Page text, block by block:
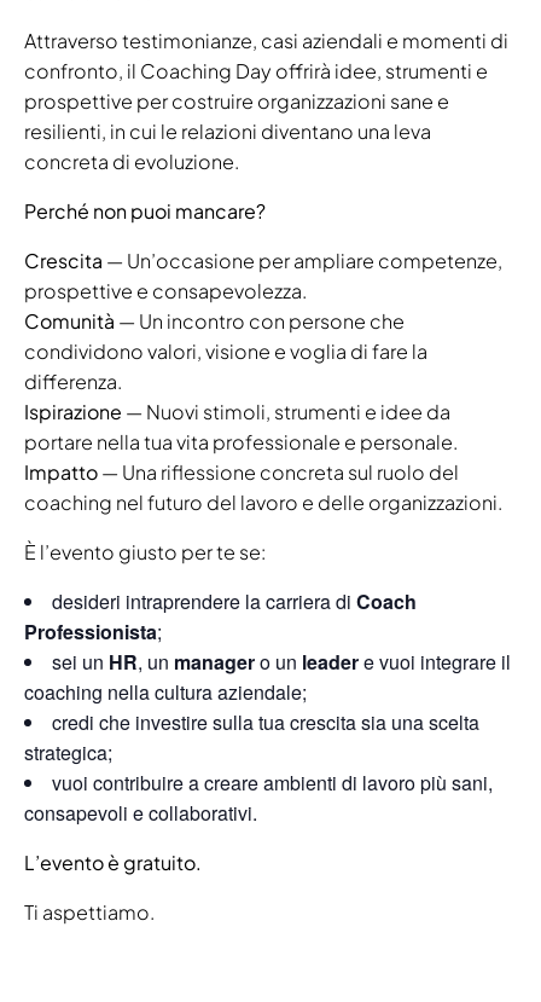
Attraverso testimonianze, casi aziendali e momenti di
confronto, il Coaching Day offrirà idee, strumenti e
prospettive per costruire organizzazioni sane e
resilienti, in cui le relazioni diventano una leva
concreta di evoluzione.
Perché non puoi mancare?
Crescita — Un’occasione per ampliare competenze,
prospettive e consapevolezza.
Comunità — Un incontro con persone che
condividono valori, visione e voglia di fare la
differenza.
Ispirazione — Nuovi stimoli, strumenti e idee da
portare nella tua vita professionale e personale.
Impatto— Una riflessione concreta sul ruolo del
coaching nel futuro del lavoro e delle organizzazioni.
È l’evento giusto per te se:
desideri intraprendere la carriera di Coach
Professionista;
sei un HR, un managero un leadere vuoi integrare il
coaching nella cultura aziendale;
credi che investire sulla tua crescita sia una scelta
strategica;
vuoi contribuire a creare ambienti di lavoro più sani,
consapevoli e collaborativi.
L’evento è gratuito.
Ti aspettiamo.